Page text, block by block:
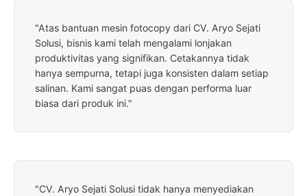
"Atas bantuan mesin fotocopy dari CV. Aryo Sejati
Solusi, bisnis kami telah mengalami lonjakan
produktivitas yang signifikan. Cetakannya tidak
hanya sempurna, tetapi juga konsisten dalam setiap
salinan. Kami sangat puas dengan performa luar
biasa dari produk ini."
"CV. Aryo Sejati Solusi tidak hanya menyediakan